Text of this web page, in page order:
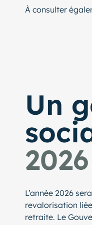
À consulter
Un
2026
L’année 2026
revalorisation
retraite. Le